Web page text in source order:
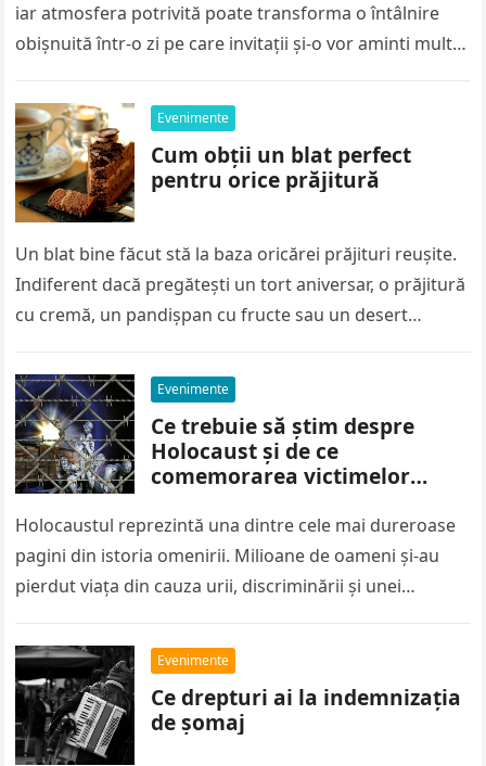
iar atmosfera potrivită poate transforma o întâlnire
obișnuită într-o zi pe care invitații și-o vor aminti mult
Evenimente
Cum obții un blat perfect
pentru orice prăjitură
Un blat bine făcut stă la baza oricărei prăjituri reușite.
Indiferent dacă pregătești un tort aniversar, o prăjitură
cu cremă, un pandișpan cu fructe sau un desert…
Evenimente
Ce trebuie să știm despre
Holocaust și de ce
comemorarea victimelor
Holocaustul reprezintă una dintre cele mai dureroase
pagini din istoria omenirii. Milioane de oameni și-au
pierdut viața din cauza urii, discriminării și unei
Evenimente
Ce drepturi ai la indemnizația
de șomaj